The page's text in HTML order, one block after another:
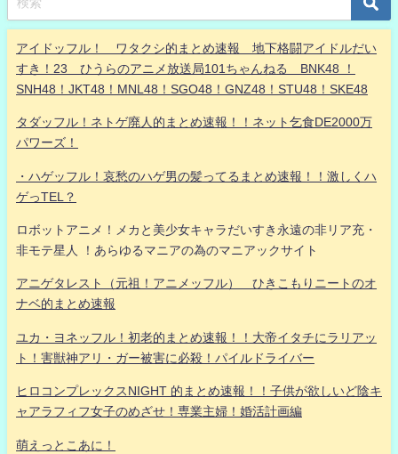
アイドッフル！ ワタクシ的まとめ速報 地下格闘アイドルだい
すき！23 ひうらのアニメ放送局101ちゃんねる BNK48 ！
SNH48！JKT48！MNL48！SGO48！GNZ48！STU48！SKE48
タダッフル！ネトゲ廃人的まとめ速報！！ネット乞食DE2000万
パワーズ！
・ハゲッフル！哀愁のハゲ男の髪ってるまとめ速報！！激しくハ
ゲっTEL？
ロボットアニメ！メカと美少女キャラだいすき永遠の非リア充・
非モテ星人 ！あらゆるマニアの為のマニアックサイト
アニゲタレスト（元祖！アニメッフル） ひきこもりニートのオ
ナベ的まとめ速報
ユカ・ヨネッフル！初老的まとめ速報！！大帝イタチにラリアッ
ト！害獣神アリ・ガー被害に必殺！パイルドライバー
ヒロコンプレックスNIGHT 的まとめ速報！！子供が欲しいど陰キ
ャアラフィフ女子のめざせ！専業主婦！婚活計画編
萌えっとこあに！